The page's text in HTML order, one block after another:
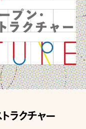
ラクチャー